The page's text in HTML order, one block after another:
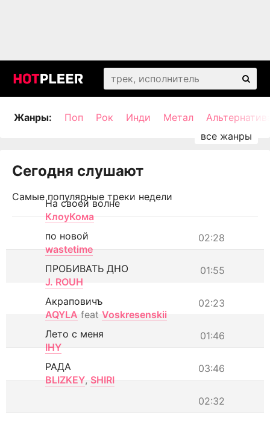
Жанры: Поп Рок Инди Метал
Сегодня слушают
Самые популярные треки недели
На своей волне
КлоуКома
02:28
по новой
wastetime
01:55
ПРОБИВАТЬ ДНО
J. ROUH
02:23
Акраповичъ
AQYLA feat Voskresenskii
01:46
Лето с меня
IHY
03:46
РАДА
BLIZKEY, SHIRI
02:32